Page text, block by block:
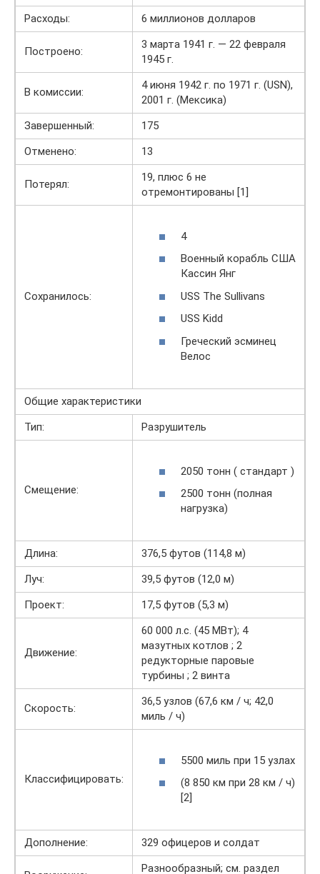
Расходы:
6 миллионов долларов
Построено:
3 марта 1941 г. — 22 февраля
1945 г.
В комиссии:
4 июня 1942 г. по 1971 г. (USN),
2001 г. (Мексика)
Завершенный:
175
Отменено:
13
Потерял:
19, плюс 6 не
отремонтированы [1]
Сохранилось:
4
Военный корабль США
Кассин Янг
USS The Sullivans
USS Kidd
Греческий эсминец
Велос
Общие характеристики
Тип:
Разрушитель
Смещение:
2050 тонн ( стандарт )
2500 тонн (полная
нагрузка)
Длина:
376,5 футов (114,8 м)
Луч:
39,5 футов (12,0 м)
Проект:
17,5 футов (5,3 м)
Движение:
60 000 л.с. (45 МВт); 4
мазутных котлов ; 2
редукторные паровые
турбины ; 2 винта
Скорость:
36,5 узлов (67,6 км / ч; 42,0
миль / ч)
Классифицировать:
5500 миль при 15 узлах
(8 850 км при 28 км / ч)
[2]
Дополнение: 329 офицеров и солдат
Разнообразный; см. раздел